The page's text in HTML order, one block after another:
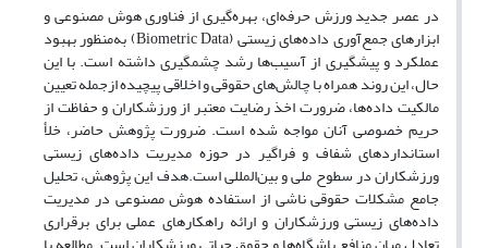
در عصر جدید ورزش حرفه‌ای، بهره‌گیری از فناوری هوش مصنوعی و
ابزارهای جمع‌آوری داده‌های زیستی (Biometric Data) به‌منظور بهبود
عملکرد و پیشگیری از آسیب‌ها رشد چشمگیری داشته است. با این
حال، این روند همراه با چالش‌های حقوقی و اخلاقی پیچیده ازجمله تعیین
مالکیت داده‌ها، ضرورت اخذ رضایت معتبر از ورزشکاران و حفاظت از
حریم خصوصی آنان مواجه شده است. ضرورت پژوهش حاضر، خلأ
استانداردهای شفاف و فراگیر در حوزه مدیریت داده‌های زیستی
ورزشکاران در سطوح ملی و بین‌المللی است.هدف این پژوهش، تحلیل
جامع مشکلات حقوقی ناشی از استفاده هوش مصنوعی در مدیریت
داده‌های زیستی ورزشکاران و ارائه راهکارهای عملی برای برقراری